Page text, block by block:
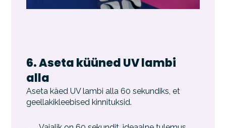
6. Aseta küüned UV lambi
alla
Aseta käed UV lambi alla 60 sekundiks, et
geellakikleebised kinnituksid.